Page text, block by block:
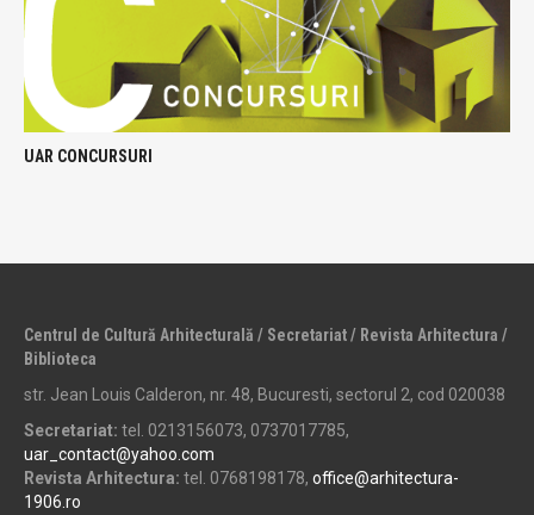
UAR CONCURSURI
Centrul de Cultură Arhitecturală / Secretariat / Revista Arhitectura /
Biblioteca
str. Jean Louis Calderon, nr. 48, Bucuresti, sectorul 2, cod 020038
Secretariat: tel. 0213156073, 0737017785,
uar_contact@yahoo.com
Revista Arhitectura: tel. 0768198178, office@arhitectura-
1906.ro